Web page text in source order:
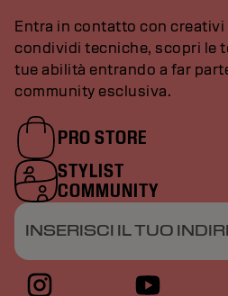
Entra in contatto con
condividi tecniche, scopri le
tue abilità entrando a far
community esclusiva.
PRO STORE
STYLIST
COMMUNITY
INSERISCI IL TUO